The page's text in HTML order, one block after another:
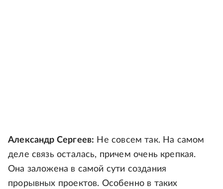
Александр Сергеев: Не совсем так. На самом
деле связь осталась, причем очень крепкая.
Она заложена в самой сути создания
прорывных проектов. Особенно в таких